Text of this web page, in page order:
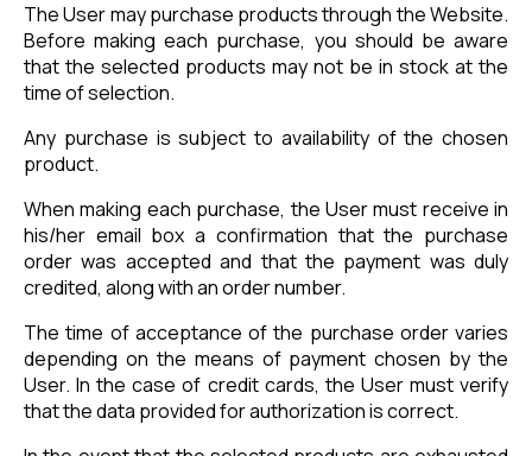
The User may purchase products through the Website.
Before making each purchase, you should be aware
that the selected products may not be in stock at the
time of selection.
Any purchase is subject to availability of the chosen
product.
When making each purchase, the User must receive in
his/her email box a confirmation that the purchase
order was accepted and that the payment was duly
credited, along with an order number.
The time of acceptance of the purchase order varies
depending on the means of payment chosen by the
User. In the case of credit cards, the User must verify
that the data provided for authorization is correct.